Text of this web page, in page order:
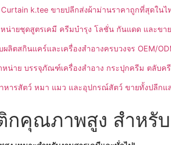
k.tee ขายปลีกส่งผ้าม่านราคาถูกที่สุดใน
ยชุดสูตรเคมี ครีมบำรุง โลชั่น กันแดด และขาย
ลิตสกินแคร์และเครื่องสำอางครบวงจร OEM/
หน่าย บรรจุภัณฑ์เครื่องสำอาง กระปุกครีม ตลับ
หารสัตว์ หมา แมว และอุปกรณ์สัตว์ ขายทั้งปลีกแ
กคุณภาพสูง สำหรั